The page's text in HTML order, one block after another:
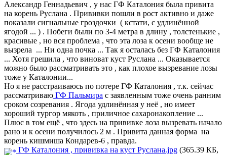
Александр Геннадьевич , у нас ГФ Каталония была привита
на корень Руслана . Прививки пошли в рост активно и даже
показали сигнальные гроздочки ( кстати, с удлинённой
ягодой ... ) . Побеги были по 3-4 метра в длину , толстенькие ,
красивые , но вся проблема , что эта лоза к осени вообще не
вызрела ... Ни одна почка ... Так я осталась без ГФ Каталония
... Хотя грешила , что виноват куст Руслана ... Оказывается
можно было рассматривать это , как плохое вызревание лозы
тоже у Каталонии...
Но я не расстраиваюсь по потере ГФ Каталония , т.к. сейчас
рассматриваю ГФ Пальмира с заявленным тоже очень ранним
сроком созревания . Ягода удлинённая у неё , но имеет
хороший тургор мякоть , приличное сахаронакопление ...
Плюс в том ещё , что здесь на прививке лоза вызревать начало
рано и к осени получилось 2 м . Привита данная форма на
корень кишмиша Кондарев-6 , правда.
ГФ Каталония , прививка на куст Руслана.jpg (365.39 КБ,